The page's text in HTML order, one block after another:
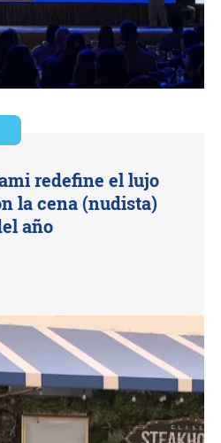
redefine el lujo
la cena (nudista)
año